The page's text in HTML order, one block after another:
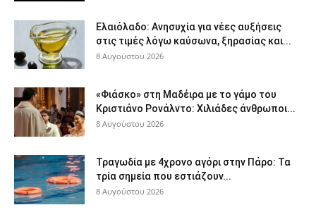
Ελαιόλαδο: Ανησυχία για νέες αυξήσεις
στις τιμές λόγω καύσωνα, ξηρασίας και...
8 Αυγούστου 2026
«Φιάσκο» στη Μαδέιρα με το γάμο του
Κριστιάνο Ρονάλντο: Χιλιάδες άνθρωποι...
8 Αυγούστου 2026
Τραγωδία με 4χρονο αγόρι στην Πάρο: Τα
τρία σημεία που εστιάζουν...
8 Αυγούστου 2026